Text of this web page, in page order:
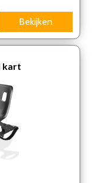
Bekijken
kart